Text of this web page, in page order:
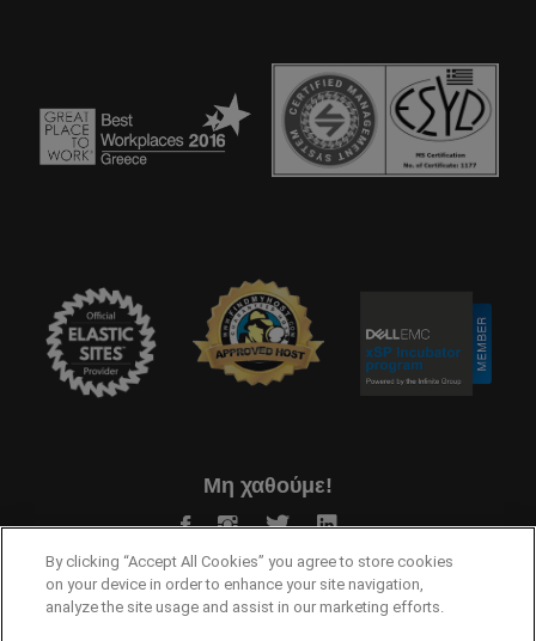
Μη χαθούμε!
By clicking “Accept All Cookies” you agree to store cookies
on your device in order to enhance your site navigation,
analyze the site usage and assist in our marketing efforts.